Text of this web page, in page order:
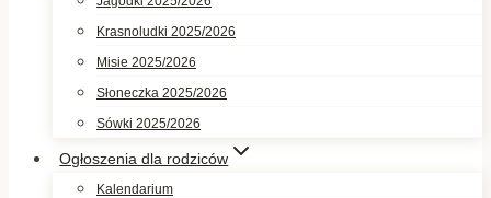
Krasnoludki 2025/2026
Misie 2025/2026
Słoneczka 2025/2026
Sówki 2025/2026
Ogłoszenia dla rodziców
Kalendarium